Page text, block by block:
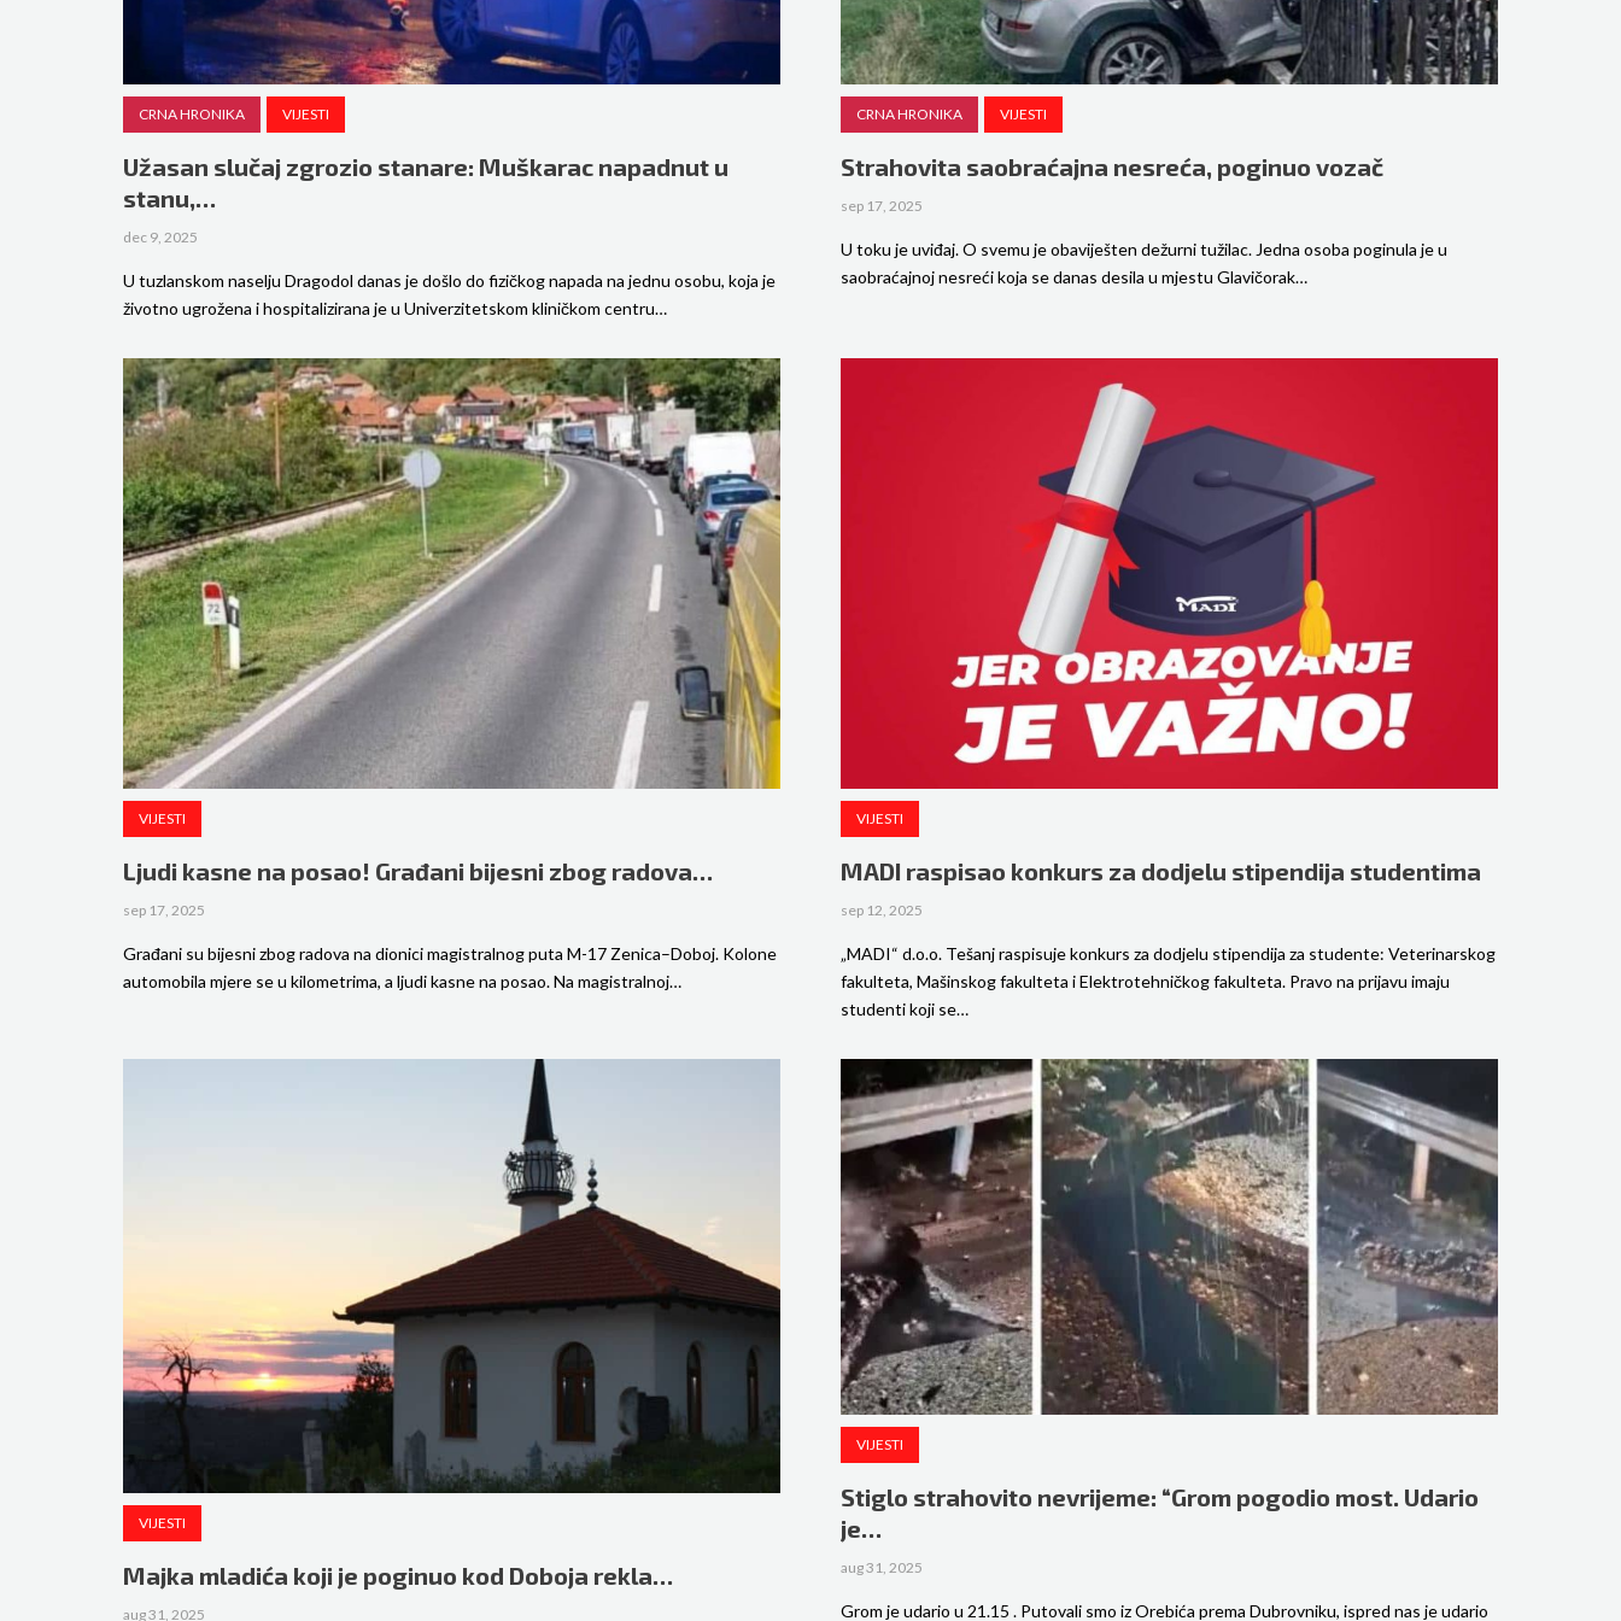
CRNA HRONIKA VIJESTI
Užasan slučaj zgrozio stanare: Muškarac napadnut u
stanu,…
dec 9, 2025
U tuzlanskom naselju Dragodol danas je došlo do fizičkog napada na jednu osobu, koja je
životno ugrožena i hospitalizirana je u Univerzitetskom kliničkom centru…
CRNA HRONIKA VIJESTI
Strahovita saobraćajna nesreća, poginuo vozač
sep 17, 2025
U toku je uviđaj. O svemu je obaviješten dežurni tužilac. Jedna osoba poginula je u
saobraćajnoj nesreći koja se danas desila u mjestu Glavičorak…
VIJESTI
Ljudi kasne na posao! Građani bijesni zbog radova…
sep 17, 2025
Građani su bijesni zbog radova na dionici magistralnog puta M-17 Zenica–Doboj. Kolone
automobila mjere se u kilometrima, a ljudi kasne na posao. Na magistralnoj…
VIJESTI
MADI raspisao konkurs za dodjelu stipendija studentima
sep 12, 2025
„MADI“ d.o.o. Tešanj raspisuje konkurs za dodjelu stipendija za studente: Veterinarskog
fakulteta, Mašinskog fakulteta i Elektrotehničkog fakulteta. Pravo na prijavu imaju
studenti koji se…
VIJESTI
Majka mladića koji je poginuo kod Doboja rekla…
aug 31, 2025
VIJESTI
Stiglo strahovito nevrijeme: “Grom pogodio most. Udario
je…
aug 31, 2025
Grom je udario u 21.15 . Putovali smo iz Orebića prema Dubrovniku, ispred nas je udario